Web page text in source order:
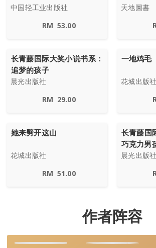
中国轻工业出版社
RM 53.00
天地圖書
长青藤国际大奖小说书系：
追梦的孩子
晨光出版社
RM 29.00
一地鸡毛
花城出版社
她来劈开这山
花城出版社
RM 51.00
长青藤国
巧克力男
晨光出版社
作者阵容